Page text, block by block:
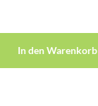
In den Warenkorb